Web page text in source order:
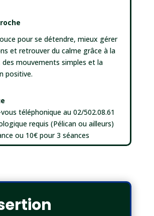
pour se détendre, mieux gérer
et retrouver du calme grâce à la
mouvements simples et la
positive.
téléphonique au 02/502.08.61
requis (Pélican ou ailleurs)
ou 10€ pour 3 séances